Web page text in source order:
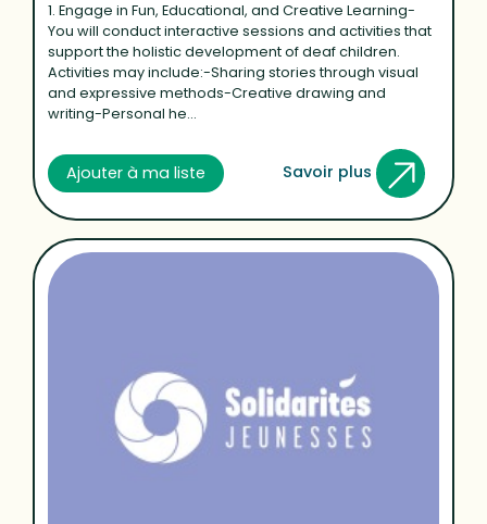
1. Engage in Fun, Educational, and Creative Learning-
You will conduct interactive sessions and activities that
support the holistic development of deaf children.
Activities may include:-Sharing stories through visual
and expressive methods-Creative drawing and
writing-Personal he...
Ajouter à ma liste Savoir plus